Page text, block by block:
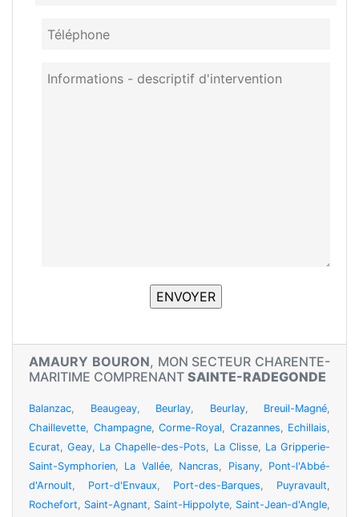
AMAURY BOURON, MON SECTEUR CHARENTE-
MARITIME COMPRENANT SAINTE-RADEGONDE
Balanzac, Beaugeay, Beurlay, Beurlay, Breuil-Magné,
Chaillevette, Champagne, Corme-Royal, Crazannes, Echillais,
Ecurat,Geay, La Chapelle-des-Pots, La Clisse, La Gripperie-
Saint-Symphorien, La Vallée, Nancras, Pisany, Pont-l'Abbé-
d'Arnoult, Port-d'Envaux, Port-des-Barques, Puyravault,
Rochefort, Saint-Agnant, Saint-Hippolyte, Saint-Jean-d'Angle,